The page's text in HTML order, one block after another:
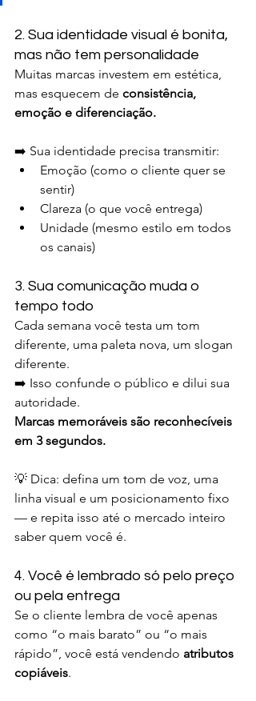
2. Sua identidade visual é bonita,
mas não tem personalidade
Muitas marcas investem em estética,
mas esquecem de consistência,
emoção e diferenciação.
➡️ Sua identidade precisa transmitir:
Emoção (como o cliente quer se
sentir)
Clareza (o que você entrega)
Unidade (mesmo estilo em todos
os canais)
3. Sua comunicação muda o
tempo todo
Cada semana você testa um tom
diferente, uma paleta nova, um slogan
diferente.
➡️ Isso confunde o público e dilui sua
autoridade.
Marcas memoráveis são reconhecíveis
em 3 segundos.
💡 Dica: defina um tom de voz, uma
linha visual e um posicionamento fixo
— e repita isso até o mercado inteiro
saber quem você é.
4. Você é lembrado só pelo preço
ou pela entrega
Se o cliente lembra de você apenas
como “o mais barato” ou “o mais
rápido”, você está vendendo atributos
copiáveis.